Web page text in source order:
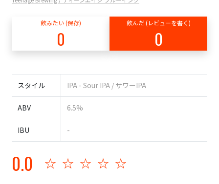
飲みたい (保存)
0
飲んだ (レビューを書く)
0
スタイル IPA - Sour IPA / サワーIPA
ABV 6.5%
IBU -
0.0 ☆☆☆☆☆